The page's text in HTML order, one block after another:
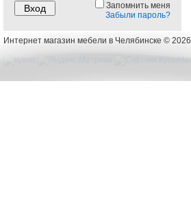
Запомнить меня
Забыли пароль?
Интернет магазин мебели в Челябинске © 2026